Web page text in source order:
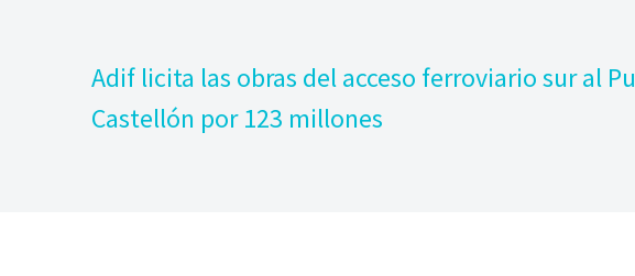
Adif licita las obras del acceso ferroviario sur al
Castellón por 123 millones